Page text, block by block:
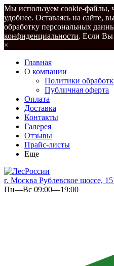
Мы используем cookie-файлы,
удобнее. Оставаясь на сайте,
обработку персональных
конфиденциальности. Если Вы
×
Главная
О компании
Политики
Публичная оферта
Оплата
Доставка
Контакты
Галерея
Отзывы
Прайс-листы
Еще
г. Москва Рублевское шоссе,
Пн—Вс 09:00—19:00